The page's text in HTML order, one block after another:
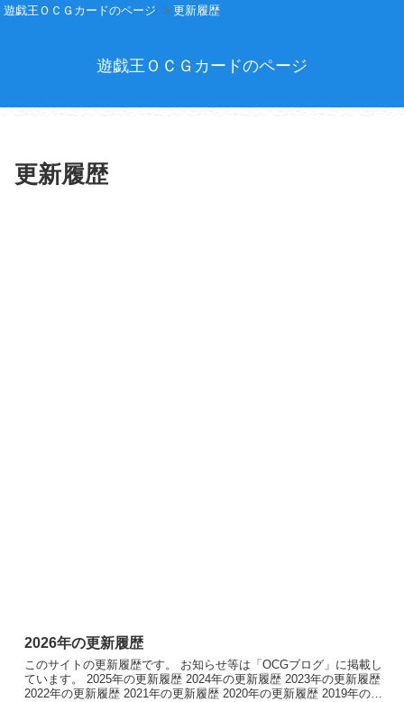
遊戯王ＯＣＧカードのページ 更新履歴
遊戯王ＯＣＧカードのページ
更新履歴
2026年の更新履歴
このサイトの更新履歴です。 お知らせ等は「OCGブログ」に掲載し
ています。 2025年の更新履歴 2024年の更新履歴 2023年の更新履歴
2022年の更新履歴 2021年の更新履歴 2020年の更新履歴 2019年の更